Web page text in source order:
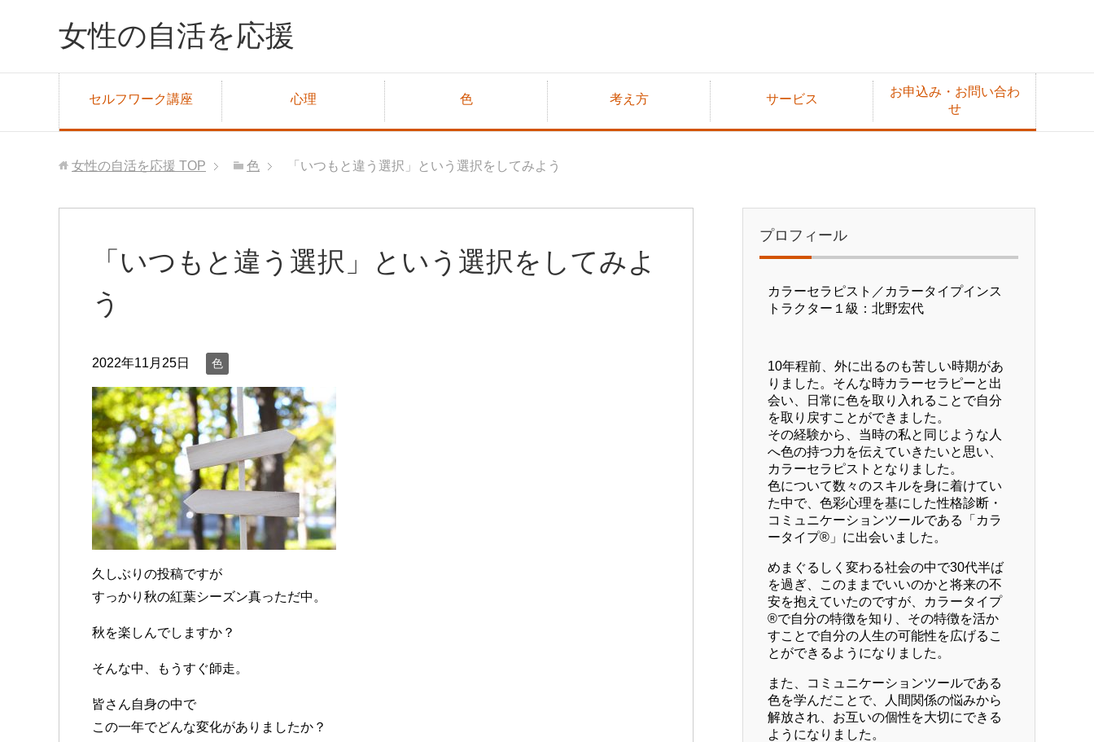
女性の自活を応援
セルフワーク講座 心理 色 考え方 サービス
お申込み・お問い合わ
せ
女性の自活を応援 TOP 色 「いつもと違う選択」という選択をしてみよう
「いつもと違う選択」という選択をしてみよ
う
2022年11月25日 色
久しぶりの投稿ですが
すっかり秋の紅葉シーズン真っただ中。
秋を楽しんでしますか？
そんな中、もうすぐ師走。
皆さん自身の中で
この一年でどんな変化がありましたか？
プロフィール
カラーセラピスト／カラータイプインス
トラクター１級：北野宏代
10年程前、外に出るのも苦しい時期があ
りました。そんな時カラーセラピーと出
会い、日常に色を取り入れることで自分
を取り戻すことができました。
その経験から、当時の私と同じような人
へ色の持つ力を伝えていきたいと思い、
カラーセラピストとなりました。
色について数々のスキルを身に着けてい
た中で、色彩心理を基にした性格診断・
コミュニケーションツールである「カラ
ータイプ®」に出会いました。
めまぐるしく変わる社会の中で30代半ば
を過ぎ、このままでいいのかと将来の不
安を抱えていたのですが、カラータイプ
®で自分の特徴を知り、その特徴を活か
すことで自分の人生の可能性を広げるこ
とができるようになりました。
また、コミュニケーションツールである
色を学んだことで、人間関係の悩みから
解放され、お互いの個性を大切にできる
ようになりました。